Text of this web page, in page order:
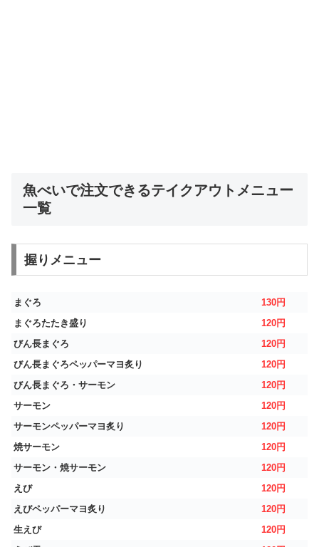
魚べいで注文できるテイクアウトメニュー
一覧
握りメニュー
まぐろ
130円
まぐろたたき盛り
120円
びん長まぐろ
120円
びん長まぐろペッパーマヨ炙り
120円
びん長まぐろ・サーモン
120円
サーモン
120円
サーモンペッパーマヨ炙り
120円
焼サーモン
120円
サーモン・焼サーモン
120円
えび
120円
えびペッパーマヨ炙り
120円
生えび
120円